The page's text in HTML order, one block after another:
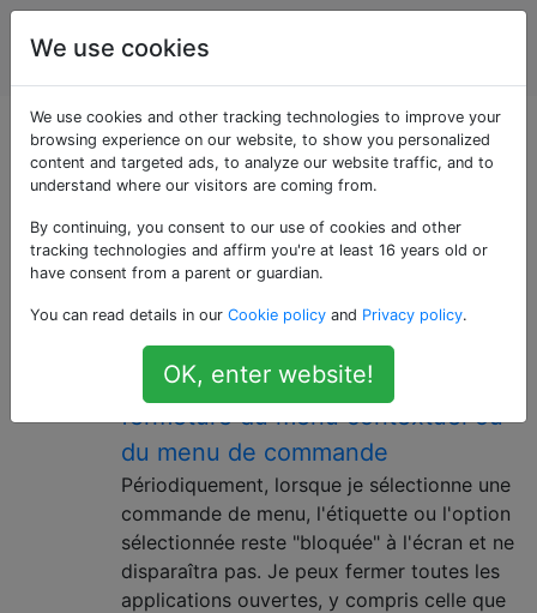
Utilisateurs
d'ordinateur
Questions marquées
«user-interface»
Questions sur l'interface utilisateur des programmes
Option de sélection de menu
bloquée à l'écran après la
fermeture du menu contextuel ou
du menu de commande
Périodiquement, lorsque je sélectionne une
commande de menu, l'étiquette ou l'option
sélectionnée reste "bloquée" à l'écran et ne
disparaîtra pas. Je peux fermer toutes les
applications ouvertes, y compris celle que
We use cookies
We use cookies and other tracking technologies to improve your
browsing experience on our website, to show you personalized
content and targeted ads, to analyze our website traffic, and to
understand where our visitors are coming from.
By continuing, you consent to our use of cookies and other
tracking technologies and affirm you're at least 16 years old or
have consent from a parent or guardian.
You can read details in our Cookie policy and Privacy policy.
OK, enter website!